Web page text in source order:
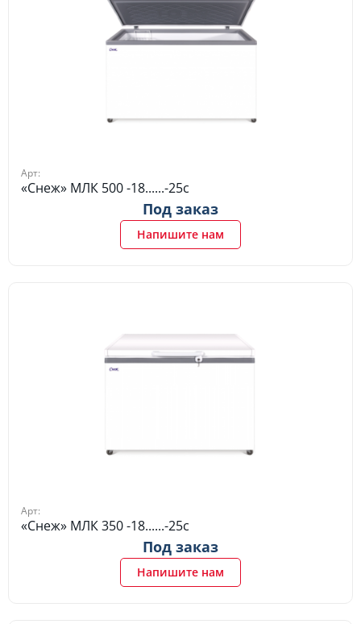
Арт:
«Снеж» МЛК 500 -18......-25c
Под заказ
Напишите нам
Арт:
«Снеж» МЛК 350 -18......-25c
Под заказ
Напишите нам